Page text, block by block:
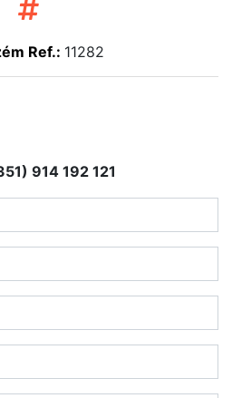
Ref.: 11282
914 192 121